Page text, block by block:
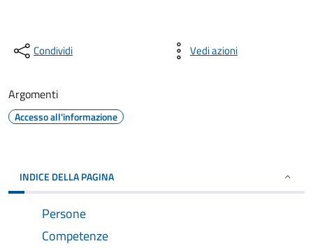
Condividi Vedi azioni
Argomenti
Accesso all'informazione
INDICE DELLA PAGINA
Persone
Competenze